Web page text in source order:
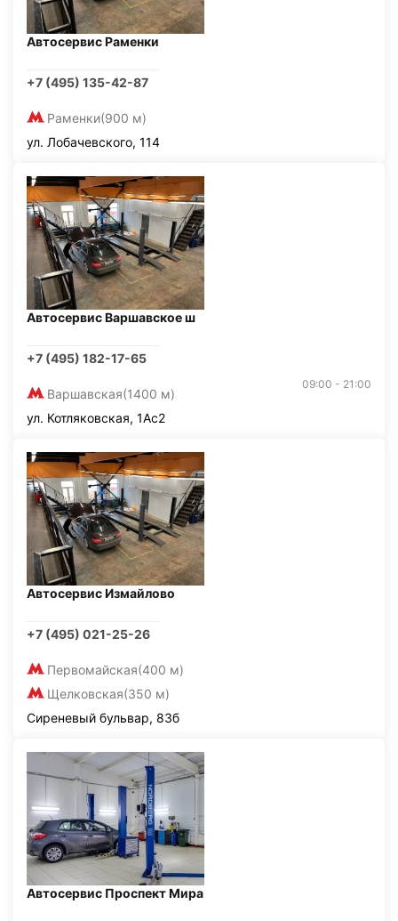
Автосервис Раменки
+7 (495) 135-42-87
Раменки(900 м)
ул. Лобачевского, 114
Автосервис Варшавское ш
+7 (495) 182-17-65
Варшавская(1400 м)
09:00 - 21:00
ул. Котляковская, 1Ас2
Автосервис Измайлово
+7 (495) 021-25-26
Первомайская(400 м)
Щелковская(350 м)
Сиреневый бульвар, 83б
Автосервис Проспект Мира